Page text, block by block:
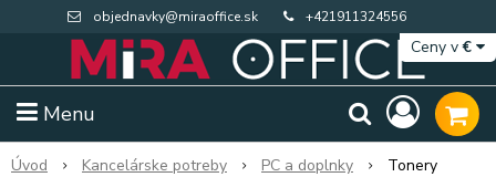
objednavky@miraoffice.sk +421911324556
Menu
Ceny v€
Úvod Kancelárske potreby PC a doplnky
Tonery